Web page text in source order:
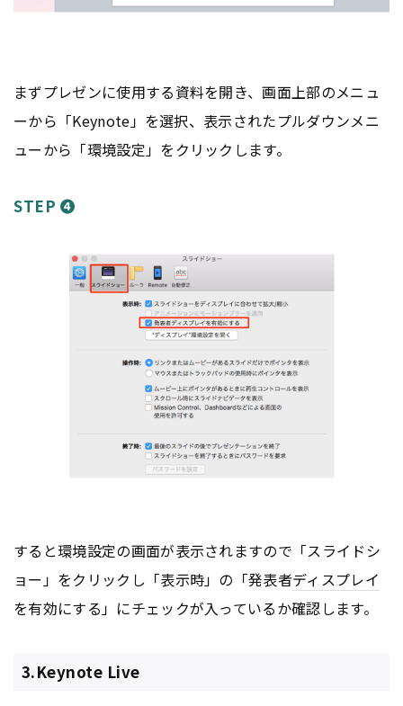
まずプレゼンに使用する資料を開き、画面上部のメニュ
ーから「Keynote」を選択、表示されたプルダウンメニ
ューから「環境設定」をクリックします。
STEP ❹
すると環境設定の画面が表示されますので「スライドシ
ョー」をクリックし「表示時」の「発表者ディスプレイ
を有効にする」にチェックが入っているか確認します。
3.Keynote Live